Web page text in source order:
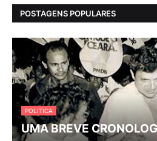
POSTAGENS POPULARES
POLITICA
UMA BREVE